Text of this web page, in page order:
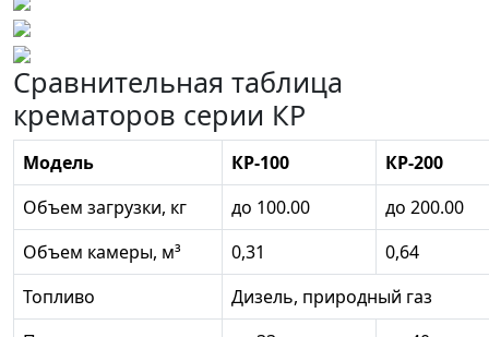
Сравнительная таблица
крематоров серии КР
Модель КР-100
КР-200
Объем загрузки, кг
до 100.00
до 200.00
Объем камеры, м³
0,31
0,64
Топливо
Дизель, природный газ